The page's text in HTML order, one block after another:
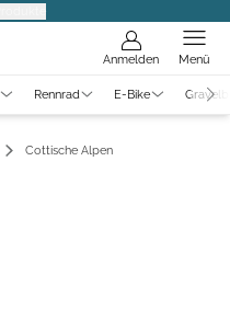
Anmelden Menü
Rennrad E-Bike
Cottische Alpen